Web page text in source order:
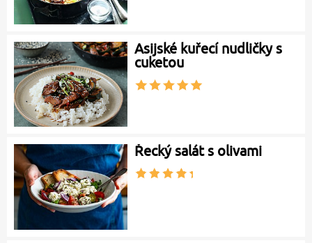
Asijské kuřecí nudličky s
cuketou
Řecký salát s olivami